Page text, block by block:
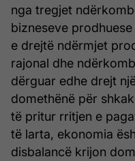
nga tregjet
bizneseve
e drejtë ndërmjet
rajonal dhe
dërguar edhe drejt
domethënë për
të pritur rritjen e
të larta, ekonomia
disbalancë krijon